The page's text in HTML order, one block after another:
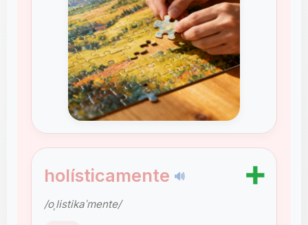
holísticamente 🔊 ➕
/oˌlistikaˈmente/